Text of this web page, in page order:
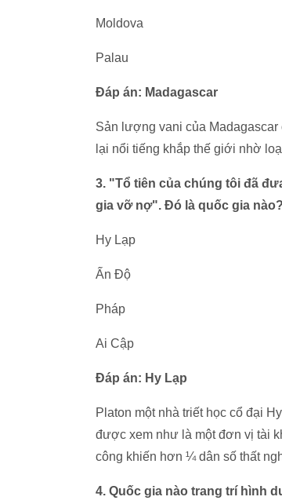
Moldova
Palau
Đáp án: Madagascar
Sản lượng vani của
lại nổi tiếng khắp thế giới nhờ
3. "Tổ tiên của chúng tôi đã
gia vỡ nợ". Đó là quốc gia nào?
Hy Lạp
Ấn Độ
Pháp
Ai Cập
Đáp án: Hy Lạp
Platon một nhà triết học cổ đại
được xem như là một đơn vị tài
công khiến hơn ¼ dân số thất
4. Quốc gia nào trang trí hình